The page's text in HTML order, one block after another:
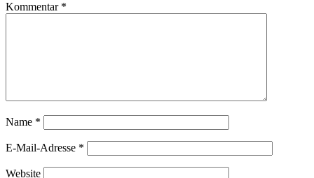
Kommentar *
Name *
E-Mail-Adresse *
Website